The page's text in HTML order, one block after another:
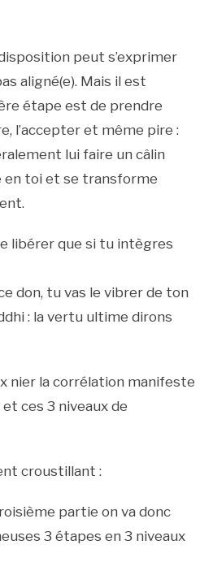
peut s’exprimer
aligné(e). Mais il est
étape est de prendre
l’accepter et même pire :
lui faire un câlin
en toi et se transforme
libérer que si tu intègres
don, tu vas le vibrer de ton
: la vertu ultime dirons
nier la corrélation manifeste
ces 3 niveaux de
croustillant :
partie on va donc
3 étapes en 3 niveaux